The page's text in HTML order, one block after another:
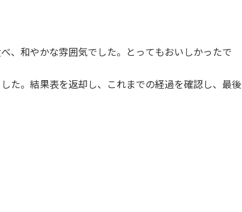
、和やかな雰囲気でした。とってもおいしかったで
た。結果表を返却し、これまでの経過を確認し、最後